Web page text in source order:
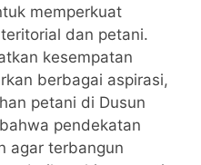
memperkuat
dan petani.
kesempatan
berbagai aspirasi,
petani di Dusun
pendekatan
agar terbangun